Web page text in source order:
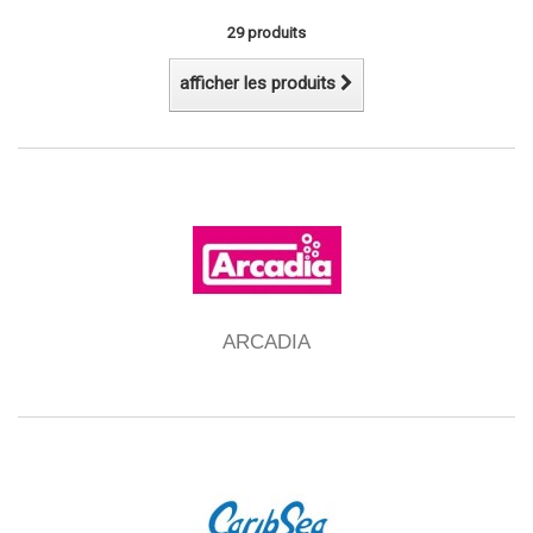
29 produits
afficher les produits
ARCADIA